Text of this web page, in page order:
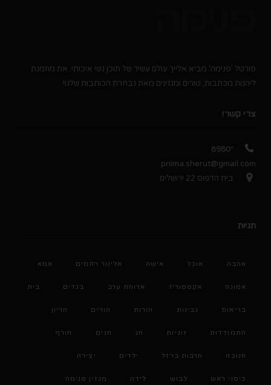
פורטל 'פנימה' מביא אלייך עולם עשיר של תוכן נשי איכותי. את מוזמנת
ליהנות מכתבות, טורים ומגזינים מאת נבחרת הכותבות שלנו!
צרי קשר!
*8980
pnima.sherut@gmail.com
בית הדפוס 22 ירושלים
תגיות
אהבה אוכל אישה אלינור רחמים אמא
אמונה אקססוריז ארוחת ערב בגדים בית
בריאות גבינות הורות הורים הריון
התמודדות זוגיות חג חגים חורף
חנוכה חרבות ברזל ילדים יצירה
כיסוי ראש לבוש לידה מגזין פנימה